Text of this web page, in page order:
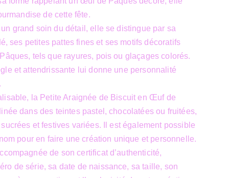
de cette fête.
un grand soin du détail, elle se distingue par sa
ses petites pattes fines et ses motifs décoratifs
tels que rayures, pois ou glaçages colorés.
et attendrissante lui donne une personnalité
la Petite Araignée de Biscuit en Œuf de
dans des teintes pastel, chocolatées ou fruitées,
et festives variées. Il est également possible
pour en faire une création unique et personnelle.
de son certificat d’authenticité,
de série, sa date de naissance, sa taille, son